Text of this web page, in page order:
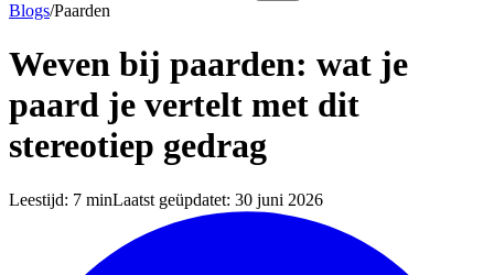
Blogs/Paarden
Weven bij paarden: wat je
paard je vertelt met dit
stereotiep gedrag
Leestijd: 7 minLaatst geüpdatet: 30 juni 2026